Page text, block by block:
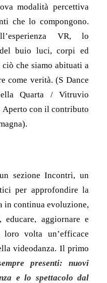
modalità percettiva
che lo compongono.
VR, lo
del buio luci, corpi ed
ciò che siamo abituati a
come verità. (S Dance
Quarta / Vitruvio
con il contributo
sezione Incontri, un
per approfondire la
in continua evoluzione,
aggiornare e
loro volta un’efficace
videodanza. Il primo
presenti: nuovi
e lo spettacolo dal